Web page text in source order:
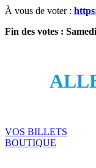
À vous de voter :
Fin des votes :
VOS BILLETS
BOUTIQUE